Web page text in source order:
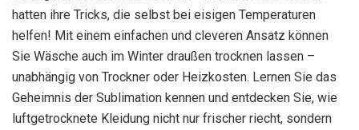
hatten ihre Tricks, die selbst bei eisigen Temperaturen
helfen! Mit einem einfachen und cleveren Ansatz können
Sie Wäsche auch im Winter draußen trocknen lassen –
unabhängig von Trockner oder Heizkosten. Lernen Sie das
Geheimnis der Sublimation kennen und entdecken Sie, wie
luftgetrocknete Kleidung nicht nur frischer riecht, sondern